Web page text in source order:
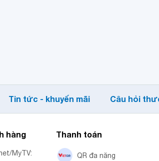
Tin tức - khuyến mãi Câu hỏi
hàng
MyTV:
Thanh toán
QR đa năng